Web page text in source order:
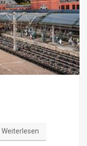
Weiterlesen